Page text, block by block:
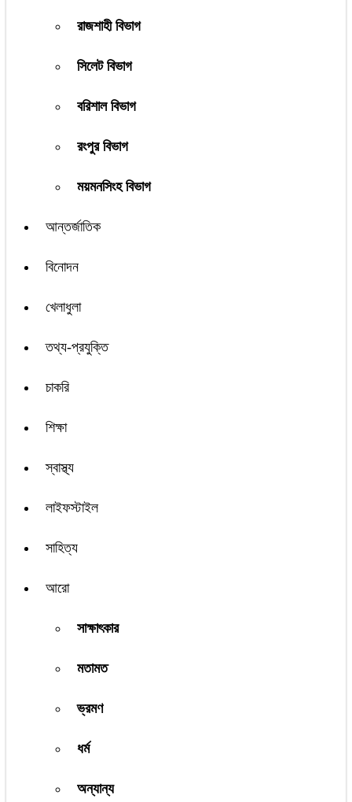
রাজশাহী বিভাগ
সিলেট বিভাগ
বরিশাল বিভাগ
রংপুর বিভাগ
ময়মনসিংহ বিভাগ
আন্তর্জাতিক
বিনোদন
খেলাধুলা
তথ্য-প্রযুক্তি
চাকরি
শিক্ষা
স্বাস্থ্য
লাইফস্টাইল
সাহিত্য
আরো
সাক্ষাৎকার
মতামত
ভ্রমণ
ধর্ম
অন্যান্য